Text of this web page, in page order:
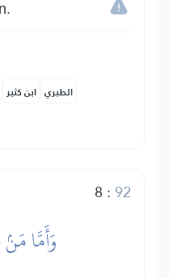
ابن كثير الطبري
8 :92
وَأَمَّا